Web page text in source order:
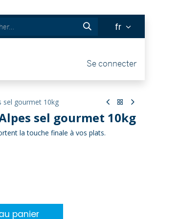
fr
Se connecter
sel gourmet 10kg
Alpes sel gourmet 10kg
la touche finale à vos plats.
panier